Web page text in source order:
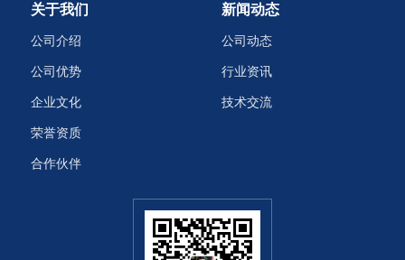
关于我们
公司介绍
公司优势
企业文化
荣誉资质
合作伙伴
新闻动态
公司动态
行业资讯
技术交流